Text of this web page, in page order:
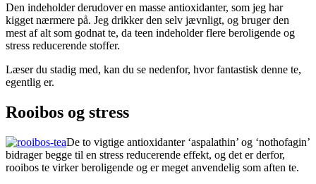
Den indeholder derudover en masse antioxidanter, som jeg har
kigget nærmere på. Jeg drikker den selv jævnligt, og bruger den
mest af alt som godnat te, da teen indeholder flere beroligende og
stress reducerende stoffer.
Læser du stadig med, kan du se nedenfor, hvor fantastisk denne te,
egentlig er.
Rooibos og stress
De to vigtige antioxidanter ‘aspalathin’ og ‘nothofagin’
bidrager begge til en stress reducerende effekt, og det er derfor,
rooibos te virker beroligende og er meget anvendelig som aften te.